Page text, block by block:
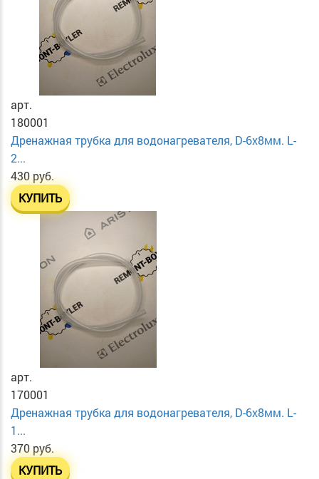
арт.
180001
Дренажная трубка для водонагревателя, D-6х8мм. L-
2...
430 руб.
КУПИТЬ
арт.
170001
Дренажная трубка для водонагревателя, D-6х8мм. L-
1...
370 руб.
КУПИТЬ